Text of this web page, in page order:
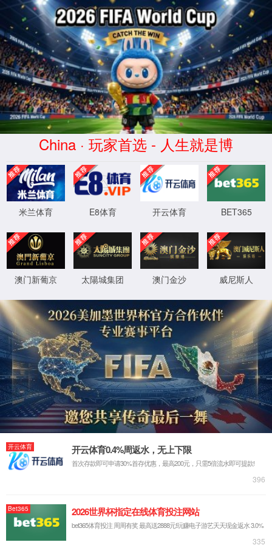
太阳成集团tyc7111
首页 学院概况 太阳成tyc7111cc官网入口
新闻中心
学院新闻
学院通知
学术动态
公告公示
学术动态
葡萄牙波尔图理
西班牙瓦伦西亚
英国拉夫堡大学
澳大利亚莫纳什
南洋理工大学陈
国际知名期刊
学院召开 “仿生